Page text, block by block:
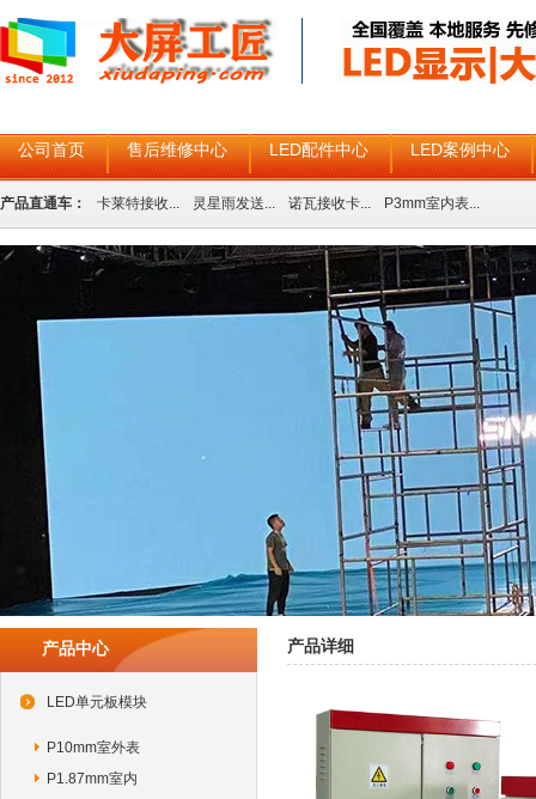
公司首页 售后维修中心 LED配件中心 LED案例中心
产品直通车： 卡莱特接收... 灵星雨发送... 诺瓦接收卡... P3mm室内表...
产品中心
LED单元板模块
P10mm室外表
P1.87mm室内
产品详细